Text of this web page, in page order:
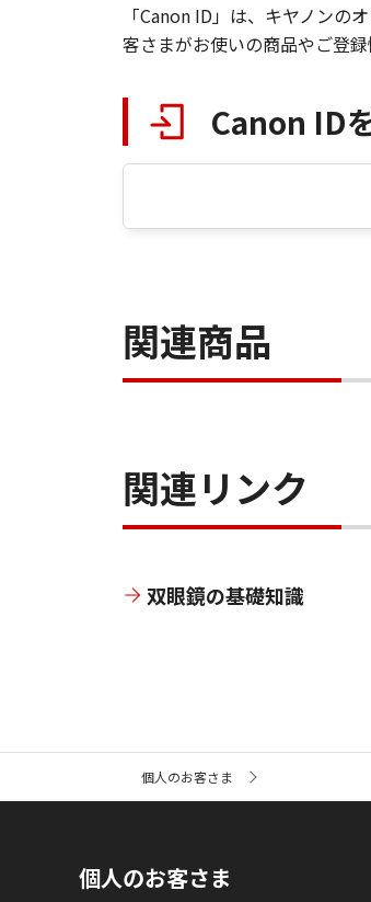
「Canon ID」は、キヤノン
客さまがお使いの商品やご登
Canon ID
関連商品
関連リンク
双眼鏡の基礎知識
ト
個人のお客さま
個人のお客さま